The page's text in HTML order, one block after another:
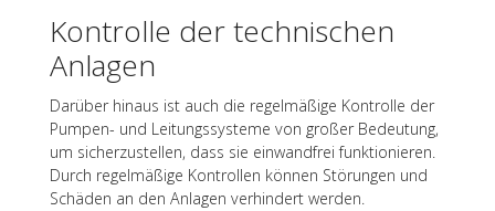
Kontrolle der tech­ni­schen
Anlagen
Darüber hinaus ist auch die regel­mä­ßige Kontrolle der
Pumpen- und Leitungs­sys­teme von großer Bedeu­tung,
um sicher­zu­stel­len, dass sie einwand­frei funk­tio­nie­ren.
Durch regel­mä­ßige Kontrol­len können Störun­gen und
Schä­den an den Anla­gen verhin­dert werden.